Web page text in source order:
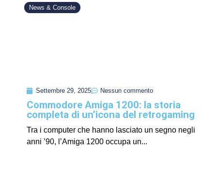
News & Console
Settembre 29, 2025 Nessun commento
Commodore Amiga 1200: la storia
completa di un’icona del retrogaming
Tra i computer che hanno lasciato un segno negli
anni ’90, l’Amiga 1200 occupa un...